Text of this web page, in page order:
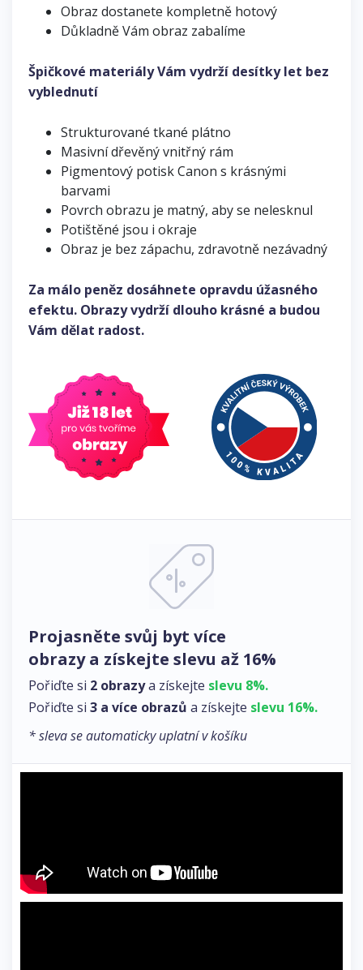
Obraz dostanete kompletně hotový
Důkladně Vám obraz zabalíme
Špičkové materiály Vám vydrží desítky let bez
vyblednutí
Strukturované tkané plátno
Masivní dřevěný vnitřný rám
Pigmentový potisk Canon s krásnými
barvami
Povrch obrazu je matný, aby se nelesknul
Potištěné jsou i okraje
Obraz je bez zápachu, zdravotně nezávadný
Za málo peněz dosáhnete opravdu úžasného
efektu. Obrazy vydrží dlouho krásné a budou
Vám dělat radost.
Projasněte svůj byt více
obrazy a získejte slevu až 16%
Pořiďte si 2 obrazya získejte slevu 8%.
Pořiďte si 3 a více obrazů a získejte slevu 16%.
* sleva se automaticky uplatní v košíku